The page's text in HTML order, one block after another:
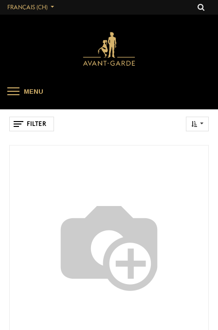
FRANÇAIS (CH)
MENU
FILTER